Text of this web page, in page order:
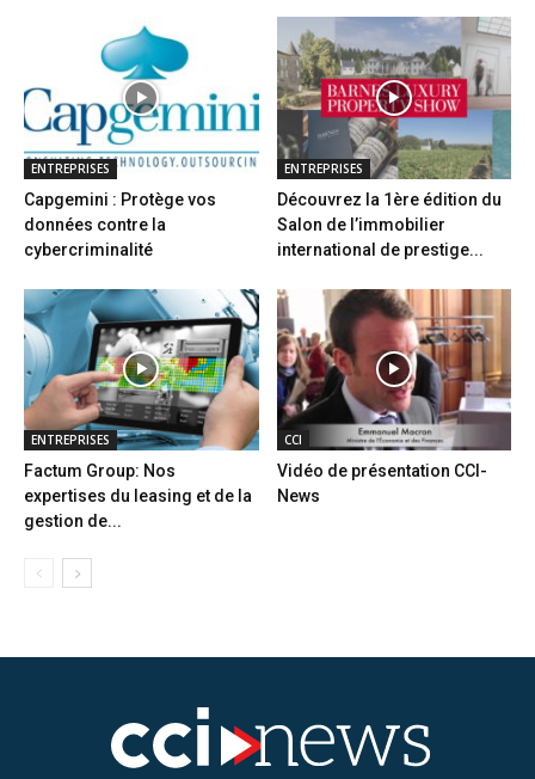
ENTREPRISES
Capgemini : Protège vos
données contre la
cybercriminalité
ENTREPRISES
Découvrez la 1ère édition du
Salon de l’immobilier
international de prestige...
ENTREPRISES
Factum Group: Nos
expertises du leasing et de la
gestion de...
CCI
Vidéo de présentation CCI-
News